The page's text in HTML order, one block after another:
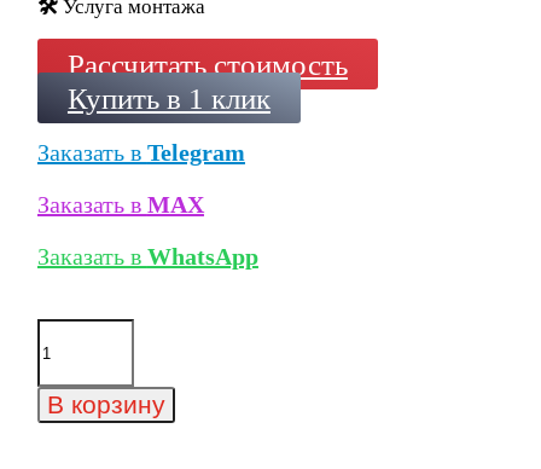
🛠️ Услуга монтажа
Рассчитать стоимость
Купить в 1 клик
Заказать в Telegram
Заказать в MAX
Заказать в WhatsApp
Количество
товара
кирпич
Wandermode
В корзину